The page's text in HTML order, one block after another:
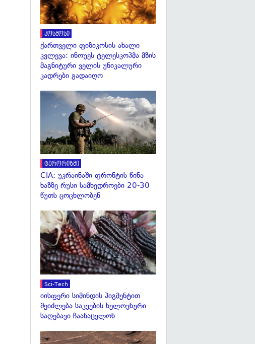
კოსმოსი
ქართველი ფიზიკოსის ახალი
კვლევა: ინოუეს ტელესკოპმა მზის
მაგნიტური ველის უნიკალური
კადრები გადაიღო
ტერორიზმი
CIA: უკრაინაში ფრონტის წინა
ხაზზე რუსი სამხედროები 20-30
წუთს ცოცხლობენ
Sci-Tech
იისფერი სიმინდის პიგმენტით
შეიძლება საკვების ხელოვნური
საღებავი ჩაანაცვლონ